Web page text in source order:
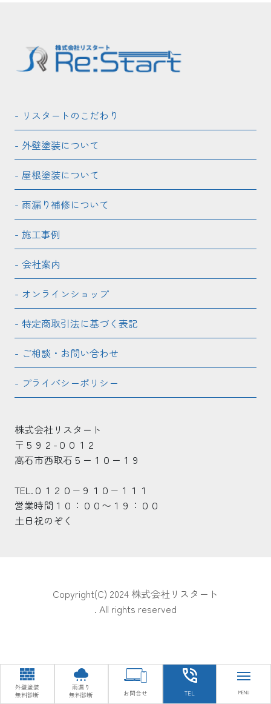
外壁塗装
無料診断
雨漏り
無料診断
お問合せ TEL
リスタートのこだわり
外壁塗装について
屋根塗装について
雨漏り補修について
施工事例
会社案内
オンラインショップ
特定商取引法に基づく表記
ご相談・お問い合わせ
プライバシーポリシー
株式会社リスタート
〒５９２-００１２
高石市西取石５ー１０ー１９
TEL.０１２０−９１０−１１１
営業時間１０：００〜１９：００
土日祝のぞく
Copyright(C) 2024 株式会社リスタート
. All rights reserved